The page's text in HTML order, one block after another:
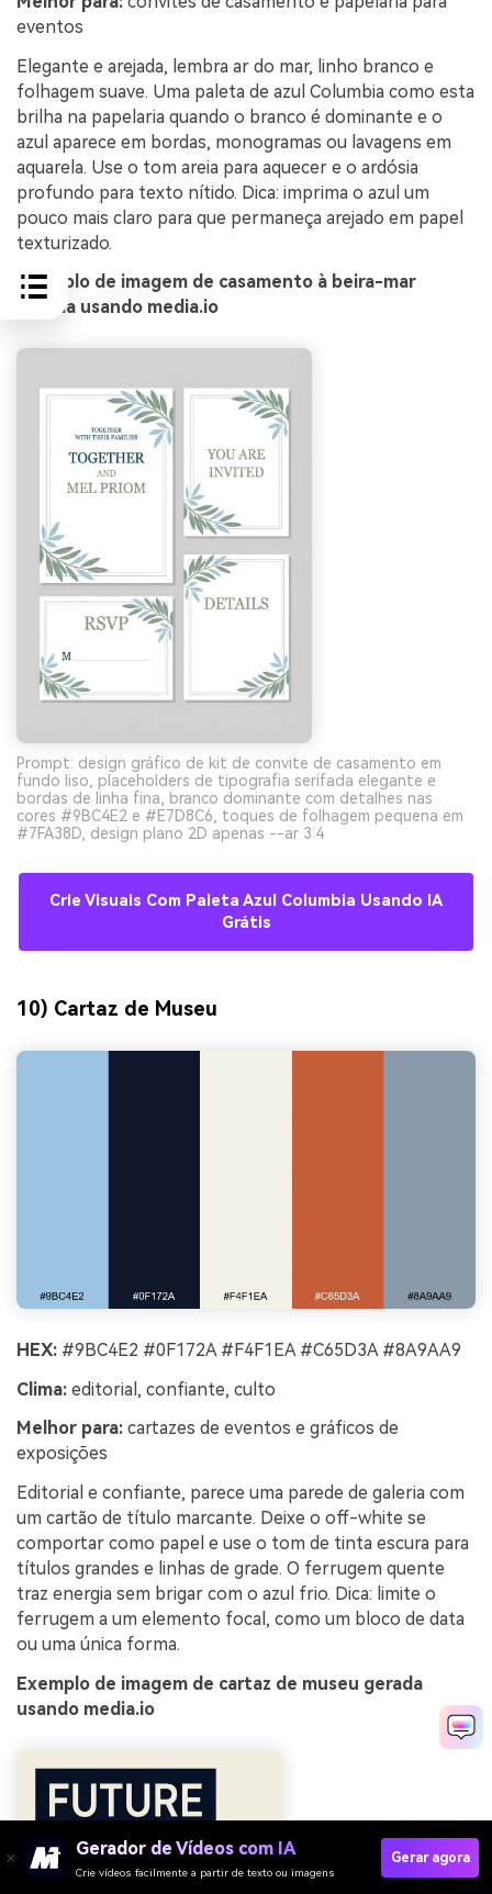
eventos
Elegante e arejada, lembra ar do mar, linho branco e
folhagem suave. Uma paleta de azul Columbia como esta
brilha na papelaria quando o branco é dominante e o
azul aparece em bordas, monogramas ou lavagens em
aquarela. Use o tom areia para aquecer e o ardósia
profundo para texto nítido. Dica: imprima o azul um
pouco mais claro para que permaneça arejado em papel
texturizado.
Exemplo de imagem de casamento à beira-mar
gerada usando media.io
Prompt: design gráfico de kit de convite de casamento em
fundo liso, placeholders de tipografia serifada elegante e
bordas de linha fina, branco dominante com detalhes nas
cores #9BC4E2 e #E7D8C6, toques de folhagem pequena em
#7FA38D, design plano 2D apenas --ar 3:4
Crie Visuais Com Paleta Azul Columbia Usando IA
Grátis
10) Cartaz de Museu
HEX: #9BC4E2 #0F172A #F4F1EA #C65D3A #8A9AA9
Clima: editorial, confiante, culto
Melhor para: cartazes de eventos e gráficos de
exposições
Editorial e confiante, parece uma parede de galeria com
um cartão de título marcante. Deixe o off-white se
comportar como papel e use o tom de tinta escura para
títulos grandes e linhas de grade. O ferrugem quente
traz energia sem brigar com o azul frio. Dica: limite o
ferrugem a um elemento focal, como um bloco de data
ou uma única forma.
Exemplo de imagem de cartaz de museu gerada
usando media.io
Gerador de Vídeos com IA
Crie vídeos facilmente a partir de texto ou imagens
Gerar agora